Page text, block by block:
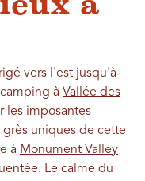
vers l'est jusqu'à
à Vallée des
les imposantes
uniques de cette
à Monument Valley
Le calme du